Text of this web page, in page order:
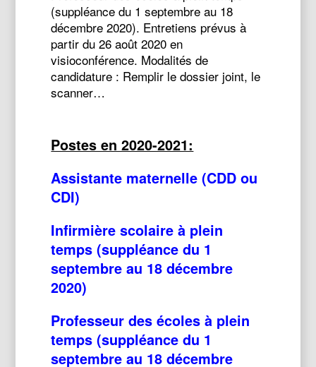
(suppléance du 1 septembre au 18
décembre 2020). Entretiens prévus à
partir du 26 août 2020 en
visioconférence. Modalités de
candidature : Remplir le dossier joint, le
scanner…
Postes en 2020-2021:
Assistante maternelle (CDD ou
CDI)
Infirmière scolaire à plein
temps (suppléance du 1
septembre au 18 décembre
2020)
Professeur des écoles à plein
temps (suppléance du 1
septembre au 18 décembre